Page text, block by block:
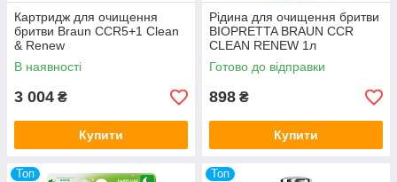
Картридж для очищення
бритви Braun CCR5+1 Clean
& Renew
В наявності
3 004 ₴
Купити
Рідина для очищення бритви
BIOPRETTA BRAUN CCR
CLEAN RENEW 1л
Готово до відправки
898 ₴
Купити
Топ Топ